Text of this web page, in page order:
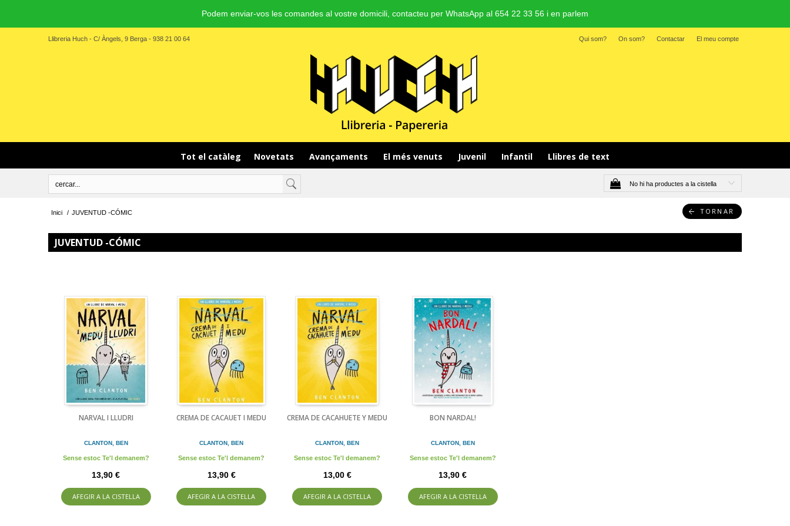
Podem enviar-vos les comandes al vostre domicili, contacteu per WhatsApp al 654 22 33 56 i en parlem
Llibreria Huch - C/ Àngels, 9 Berga - 938 21 00 64 Qui som? On som? Contactar El meu compte
Tot el catàleg Novetats Avançaments El més venuts Juvenil Infantil Llibres de text
No hi ha productes a la cistella
Inici / JUVENTUD -CÓMIC TORNAR
JUVENTUD -CÓMIC
NARVAL I LLUDRI
CLANTON, BEN
Sense estoc Te'l demanem?
13,90 €
AFEGIR A LA CISTELLA
CREMA DE CACAUET I MEDU
CLANTON, BEN
Sense estoc Te'l demanem?
13,90 €
AFEGIR A LA CISTELLA
CREMA DE CACAHUETE Y MEDU
CLANTON, BEN
Sense estoc Te'l demanem?
13,00 €
AFEGIR A LA CISTELLA
BON NARDAL!
CLANTON, BEN
Sense estoc Te'l demanem?
13,90 €
AFEGIR A LA CISTELLA